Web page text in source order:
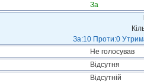
За
За:10 Проти:0
Не голосував
Відсутня
Відсутній